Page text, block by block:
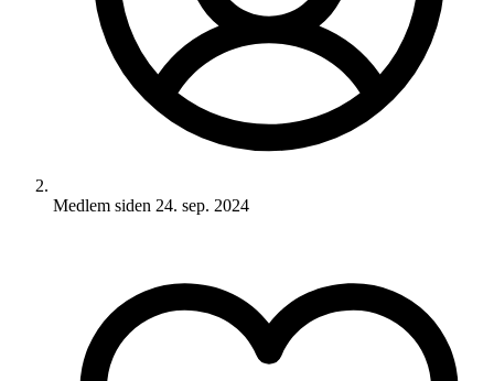
Medlem siden 24. sep. 2024